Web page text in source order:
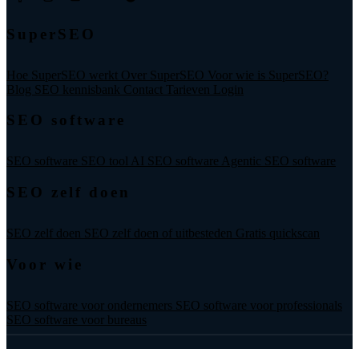
SuperSEO
Hoe SuperSEO werkt Over SuperSEO Voor wie is SuperSEO?
Blog SEO kennisbank Contact Tarieven Login
SEO software
SEO software SEO tool AI SEO software Agentic SEO software
SEO zelf doen
SEO zelf doen SEO zelf doen of uitbesteden Gratis quickscan
Voor wie
SEO software voor ondernemers SEO software voor professionals
SEO software voor bureaus